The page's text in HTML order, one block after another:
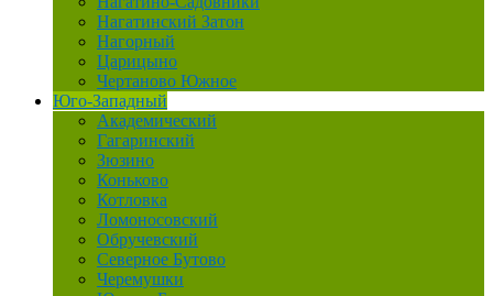
Нагатинский Затон
Нагорный
Царицыно
Чертаново Южное
Юго-Западный
Академический
Гагаринский
Зюзино
Коньково
Котловка
Ломоносовский
Обручевский
Северное Бутово
Черемушки